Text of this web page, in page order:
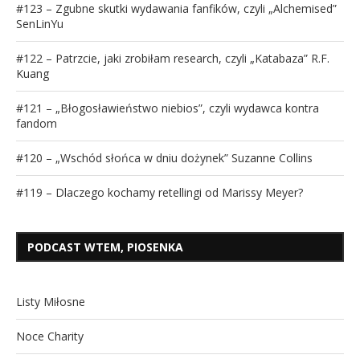
#123 – Zgubne skutki wydawania fanfików, czyli „Alchemised”
SenLinYu
#122 – Patrzcie, jaki zrobiłam research, czyli „Katabaza” R.F.
Kuang
#121 – „Błogosławieństwo niebios”, czyli wydawca kontra
fandom
#120 – „Wschód słońca w dniu dożynek” Suzanne Collins
#119 – Dlaczego kochamy retellingi od Marissy Meyer?
PODCAST WTEM, PIOSENKA
Listy Miłosne
Noce Charity